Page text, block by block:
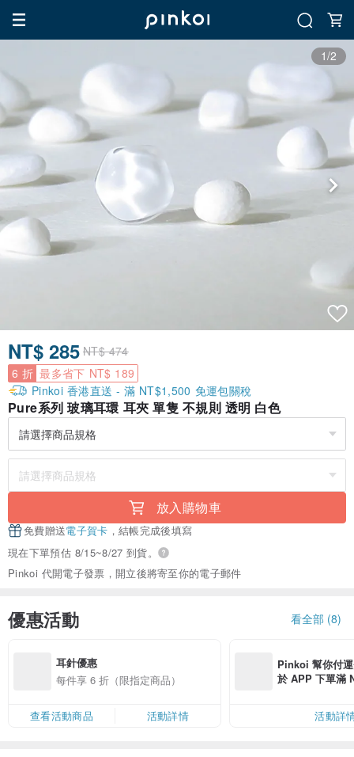
1/2
NT$ 285 NT$ 474
6 折 最多省下 NT$ 189
Pinkoi 香港直送 - 滿 NT$1,500 免運包關稅
Pure系列 玻璃耳環 耳夾 單隻 不規則 透明 白色
放入購物車
免費贈送電子賀卡 ，結帳完成後填寫
現在下單預估 8/15~8/27 到貨。
Pinkoi 代開電子發票，開立後將寄至你的電子郵件
優惠活動 看全部 (8)
耳針優惠
每件享 6 折（限指定商品）
查看活動商品 活動詳情
Pinkoi 幫你付
於 APP 下單滿
活動詳